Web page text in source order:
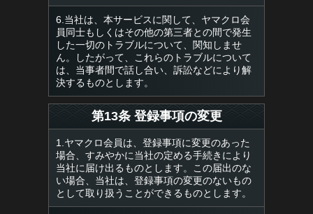
6.当社は、本サービスに関して、ヤマクロ会
員同士もしくはその他の第三者との間で発生
した一切のトラブルについて、関知しませ
ん。したがって、これらのトラブルについて
は、当事者間で話し合い、訴訟などにより解
決するものとします。
第13条 登録事項の変更
1.ヤマクロ会員は、登録事項に変更のあった
場合、すみやかに当社の定める手続きにより
当社に届け出るものとします。この届出のな
い場合、当社は、登録事項の変更のないもの
として取り扱うことができるものとします。